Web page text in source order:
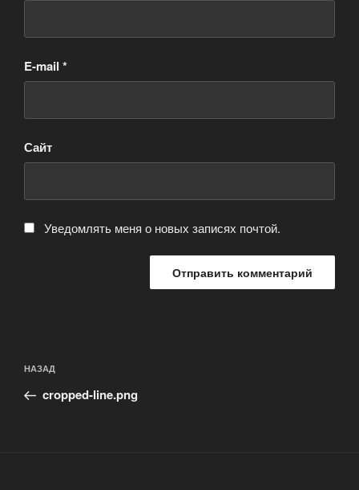
E-mail *
Сайт
Уведомлять меня о новых записях почтой.
по
записям
Предыдущая
запись:
НАЗАД
cropped-line.png